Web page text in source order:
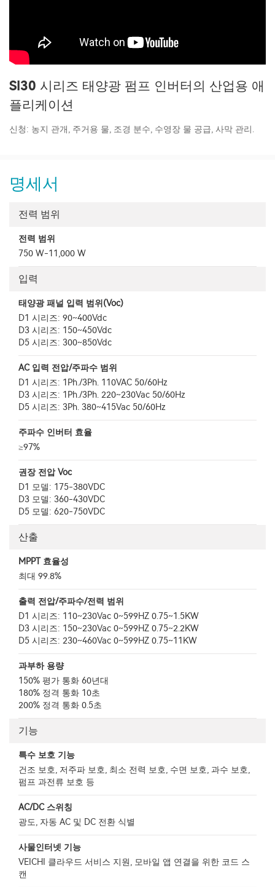
SI30 시리즈 태양광 펌프 인버터의 산업용 애
플리케이션
신청: 농지 관개, 주거용 물, 조경 분수, 수영장 물 공급, 사막 관리.
명세서
전력 범위
전력 범위
750 W-11,000 W
입력
태양광 패널 입력 범위(Voc)
D1 시리즈: 90~400Vdc
D3 시리즈: 150~450Vdc
D5 시리즈: 300~850Vdc
AC 입력 전압/주파수 범위
D1 시리즈: 1Ph./3Ph. 110VAC 50/60Hz
D3 시리즈: 1Ph./3Ph. 220~230Vac 50/60Hz
D5 시리즈: 3Ph. 380~415Vac 50/60Hz
주파수 인버터 효율
≥97%
권장 전압 Voc
D1 모델: 175-380VDC
D3 모델: 360-430VDC
D5 모델: 620-750VDC
산출
MPPT 효율성
최대 99.8%
출력 전압/주파수/전력 범위
D1 시리즈: 110~230Vac 0~599HZ 0.75~1.5KW
D3 시리즈: 150~230Vac 0~599HZ 0.75~2.2KW
D5 시리즈: 230~460Vac 0~599HZ 0.75~11KW
과부하 용량
150% 평가 통화 60년대
180% 정격 통화 10초
200% 정격 통화 0.5초
기능
특수 보호 기능
건조 보호, 저주파 보호, 최소 전력 보호, 수면 보호, 과수 보호,
펌프 과전류 보호 등
AC/DC 스위칭
광도, 자동 AC 및 DC 전환 식별
사물인터넷 기능
VEICHI 클라우드 서비스 지원, 모바일 앱 연결을 위한 코드 스
캔